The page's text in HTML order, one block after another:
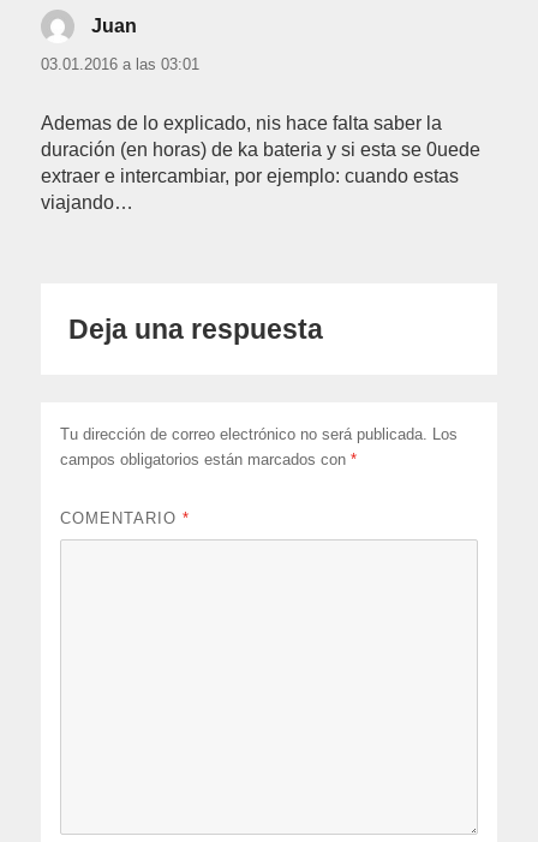
Juan
03.01.2016 a las 03:01
Ademas de lo explicado, nis hace falta saber la
duración (en horas) de ka bateria y si esta se 0uede
extraer e intercambiar, por ejemplo: cuando estas
viajando…
Deja una respuesta
Tu dirección de correo electrónico no será publicada. Los
campos obligatorios están marcados con*
COMENTARIO*